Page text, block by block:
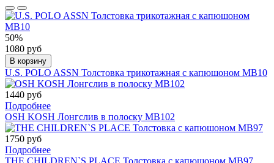
50%
1080 руб
В корзину
U.S. POLO ASSN Толстовка трикотажная с капюшоном МВ10
1440 руб
Подробнее
OSH KOSH Лонгслив в полоску МВ102
1750 руб
Подробнее
THE CHILDREN`S PLACE Толстовка с капюшоном МВ97